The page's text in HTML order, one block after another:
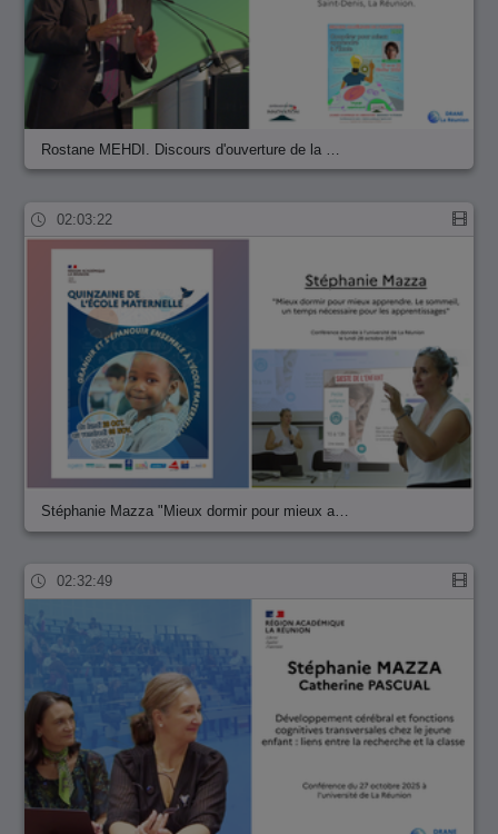
Rostane MEHDI. Discours d'ouverture de la …
02:03:22
Stéphanie Mazza "Mieux dormir pour mieux a…
02:32:49